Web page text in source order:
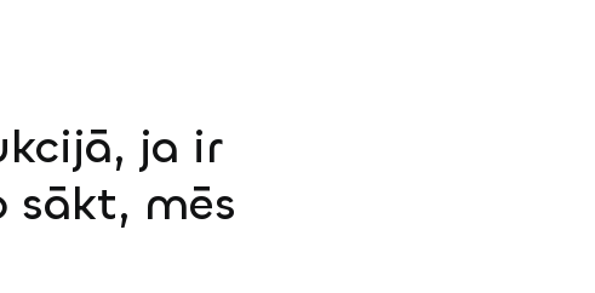
ja ir
sākt, mēs